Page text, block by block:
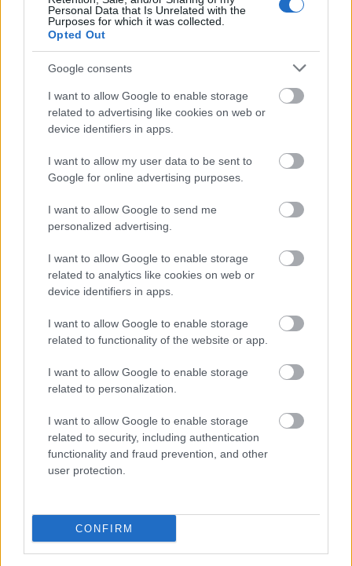
Personal Data that Is Unrelated with the
Purposes for which it was collected.
Opted Out
Google consents
I want to allow Google to enable storage
related to advertising like cookies on web or
device identifiers in apps.
I want to allow my user data to be sent to
Google for online advertising purposes.
I want to allow Google to send me
personalized advertising.
I want to allow Google to enable storage
related to analytics like cookies on web or
device identifiers in apps.
I want to allow Google to enable storage
related to functionality of the website or app.
I want to allow Google to enable storage
related to personalization.
I want to allow Google to enable storage
related to security, including authentication
functionality and fraud prevention, and other
user protection.
CONFIRM
Ανοικτές 1.779 θέσεις εργασίας στο
Δημόσιο (χωρίς πτυχίο)
ΥΠΕΣ: Προγραμματισμός προσλήψεων
2027 - Παρατείνεται το Β' Στάδιο
Προσλήψεις αναπληρωτών: Περίπου
30.000 ονόματα στην α' φάση
Υπουργείο Εξωτερικών: Γραπτός για
μόνιμους εμπειρογνώμονες
Εργατικό ατύχημα ΕΚΑΒ